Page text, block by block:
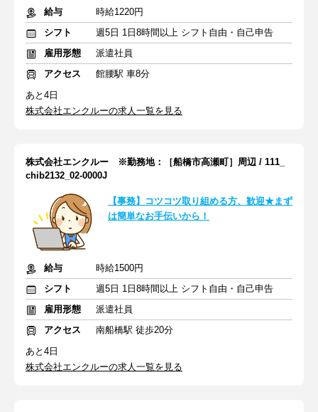
給与
時給1220円
シフト
週5日 1日8時間以上 シフト自由・自己申告
雇用形態
派遣社員
アクセス
館腰駅 車8分
あと4日
株式会社エンクルーの求人一覧を見る
株式会社エンクルー ※勤務地：［船橋市高瀬町］周辺 / 111_
chib2132_02-0000J
【事務】コツコツ取り組める方、歓迎★まず
は簡単なお手伝いから！
給与
時給1500円
シフト
週5日 1日8時間以上 シフト自由・自己申告
雇用形態
派遣社員
アクセス
南船橋駅 徒歩20分
あと4日
株式会社エンクルーの求人一覧を見る